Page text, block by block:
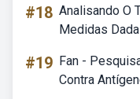
#18 Analisando O
Medidas
#19 Fan -
Contra